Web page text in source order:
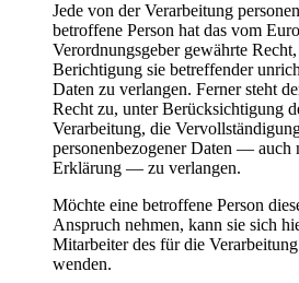
Jede von der Verarbeitung
betroffene Person hat das vom
Verordnungsgeber gewährte
Berichtigung sie betreffender
Daten zu verlangen. Ferner steht
Recht zu, unter Berücksichtigung
Verarbeitung, die
personenbezogener Daten — auch
Erklärung — zu verlangen.
Möchte eine betroffene Person
Anspruch nehmen, kann sie sich
Mitarbeiter des für die
wenden.